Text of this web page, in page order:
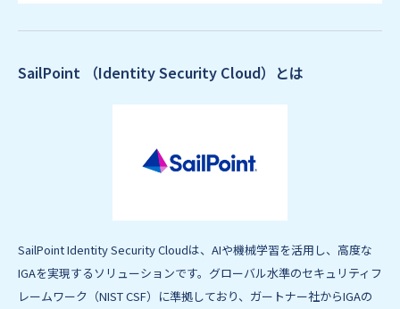
SailPoint （Identity Security Cloud）とは
SailPoint Identity Security Cloudは、AIや機械学習を活用し、高度な
IGAを実現するソリューションです。グローバル水準のセキュリティフ
レームワーク（NIST CSF）に準拠しており、ガートナー社からIGAの